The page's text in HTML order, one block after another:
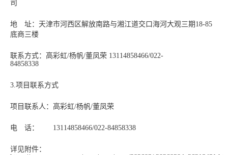
司
地 址：天津市河西区解放南路与湘江道交口海河大观三期18-85
底商三楼
联系方式：高彩虹/杨帆/董凤荣 13114858466/022-
84858338
3.项目联系方式
项目联系人：高彩虹/杨帆/董凤荣
电 话： 13114858466/022-84858338
详见附件：